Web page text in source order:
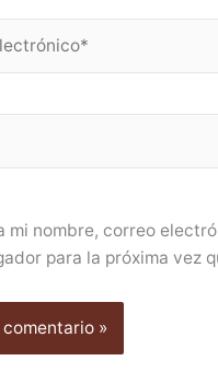
mi nombre, correo
para la próxima vez